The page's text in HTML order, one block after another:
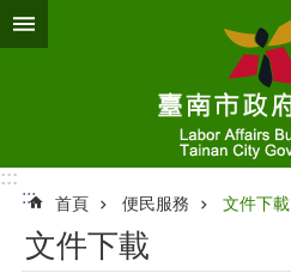
跳到主要內容區塊
:::
:::
首頁 便民服務 文件下載
文件下載